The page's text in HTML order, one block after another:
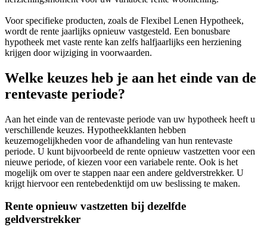
Voor specifieke producten, zoals de Flexibel Lenen Hypotheek,
wordt de rente jaarlijks opnieuw vastgesteld. Een bonusbare
hypotheek met vaste rente kan zelfs halfjaarlijks een herziening
krijgen door wijziging in voorwaarden.
Welke keuzes heb je aan het einde van de
rentevaste periode?
Aan het einde van de rentevaste periode van uw hypotheek heeft u
verschillende keuzes. Hypotheekklanten hebben
keuzemogelijkheden voor de afhandeling van hun rentevaste
periode. U kunt bijvoorbeeld de rente opnieuw vastzetten voor een
nieuwe periode, of kiezen voor een variabele rente. Ook is het
mogelijk om over te stappen naar een andere geldverstrekker. U
krijgt hiervoor een rentebedenktijd om uw beslissing te maken.
Rente opnieuw vastzetten bij dezelfde
geldverstrekker